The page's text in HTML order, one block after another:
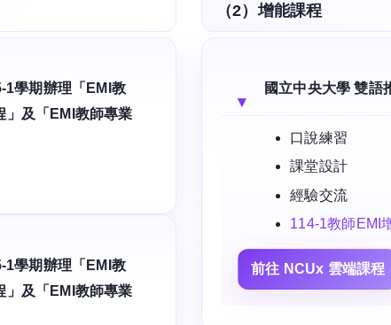
1學期辦理「EMI教
」及「EMI教師專業
1學期辦理「EMI教
」及「EMI教師專業
（2）增能課程
國立中央大學 雙語
口說練習
課堂設計
經驗交流
114-1教師EMI
前往 NCUx 雲端課程